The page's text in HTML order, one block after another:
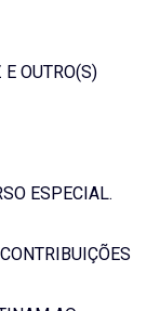
E OUTRO(S)
ESPECIAL.